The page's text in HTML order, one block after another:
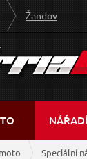
Žandov
NÁŘADÍ
Speciální